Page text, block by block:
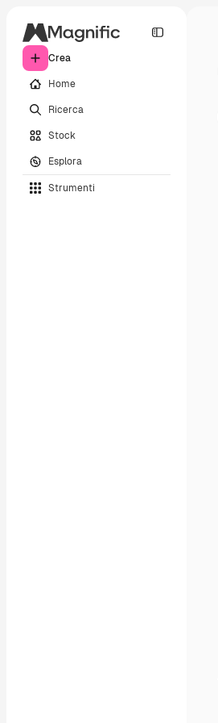
Crea
Home
Ricerca
Stock
Esplora
Strumenti